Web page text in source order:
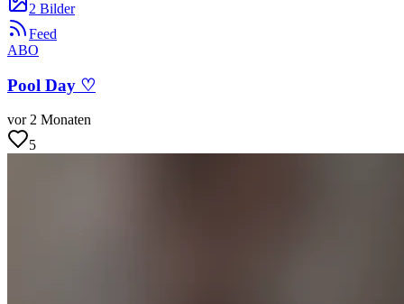
2 Bilder
Feed
ABO
Pool Day ♡
vor 2 Monaten
5